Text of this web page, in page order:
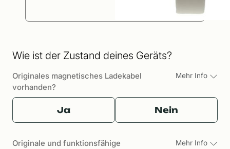
Wie ist der Zustand deines Geräts?
Originales magnetisches Ladekabel
vorhanden?
Mehr Info
Ja Nein
Originale und funktionsfähige
Mehr Info